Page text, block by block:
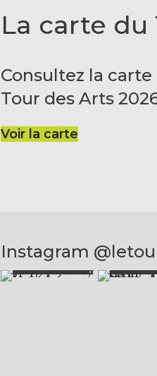
La carte du
Consultez la
Tour des Arts
Voir la carte
Instagram